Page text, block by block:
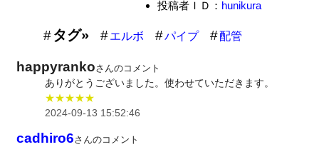
投稿者ＩＤ： hunikura
タグ» エルボ パイプ 配管
happyrankoさんのコメント
ありがとうございました。使わせていただきます。
★★★★★
2024-09-13 15:52:46
cadhiro6さんのコメント